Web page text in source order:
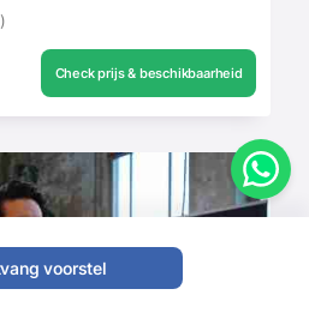
Check prijs & beschikbaarheid
voorstel